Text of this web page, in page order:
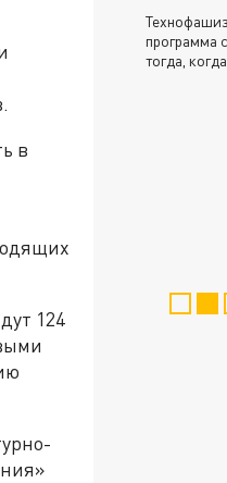
в
124
программа
тогда,